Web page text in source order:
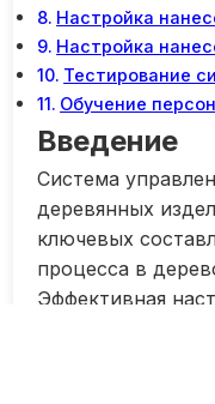
Настройка
Настройка
Тестирование
Обучение
Введение
Система
деревянных
ключевых
процесса в
Эффективная